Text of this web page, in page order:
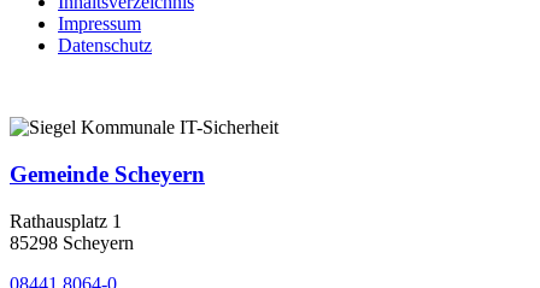
Impressum
Datenschutz
Gemeinde Scheyern
Rathausplatz 1
85298 Scheyern
08441 8064-0